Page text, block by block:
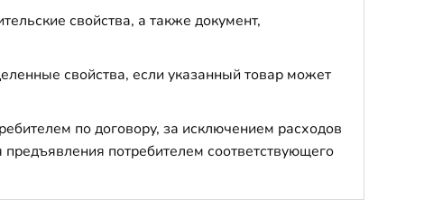
свойства, а также документ,
свойства, если указанный товар может
по договору, за исключением расходов
потребителем соответствующего